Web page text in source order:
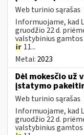
Web turinio sąrašas
Informuojame, kad
gruodžio 22 d.
valstybinius gamtos
ir 11...
Metai: 2023
Dėl mokesčio
įstatymo
Web turinio sąrašas
Informuojame, kad
gruodžio 22 d.
valstybinius gamtos